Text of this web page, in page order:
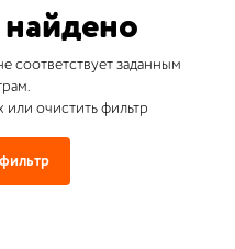
соответствует заданным
очистить фильтр